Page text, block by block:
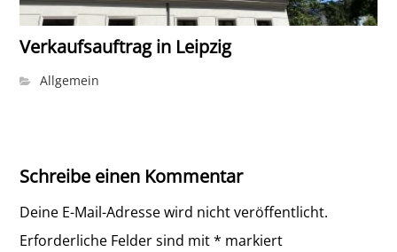
Verkaufsauftrag in Leipzig
Allgemein
Schreibe einen Kommentar
Deine E-Mail-Adresse wird nicht veröffentlicht.
Erforderliche Felder sind mit* markiert